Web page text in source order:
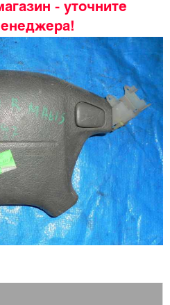
- уточните